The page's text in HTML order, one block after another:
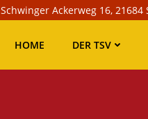
Schwinger Ackerweg 16, 21684
HOME DER TSV